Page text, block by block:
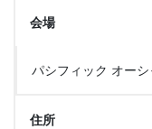
会場
パシフィック オーシ
住所